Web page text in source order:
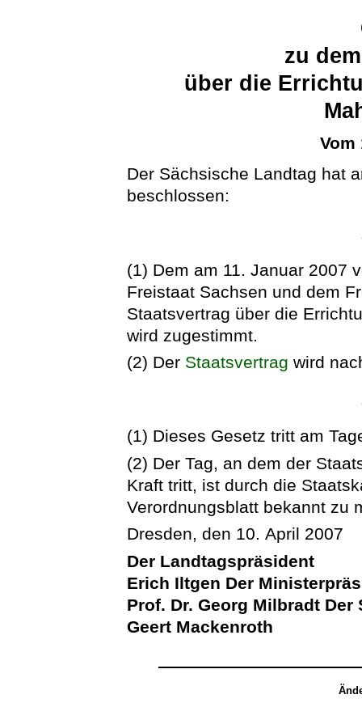
zu
über die
Vom
Der Sächsische Landtag hat
beschlossen:
(1) Dem am 11. Januar 2007
Freistaat Sachsen und dem
Staatsvertrag über die
wird zugestimmt.
(2) Der Staatsvertrag wird
(1) Dieses Gesetz tritt am
(2) Der Tag, an dem der
Kraft tritt, ist durch die
Verordnungsblatt bekannt zu
Dresden, den 10. April 2007
Der Landtagspräsident
Erich Iltgen Der
Prof. Dr. Georg Milbradt Der
Geert Mackenroth